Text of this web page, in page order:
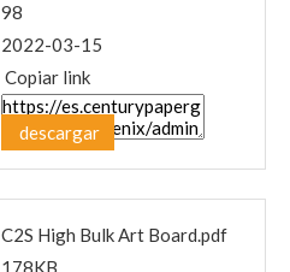
98
2022-03-15
Copiar link
descargar
C2S High Bulk Art Board.pdf
178KB